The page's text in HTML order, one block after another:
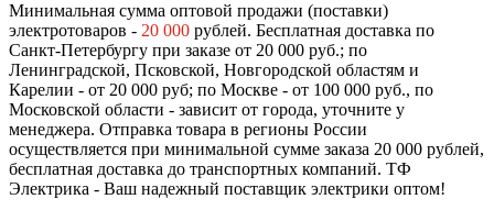
Минимальная сумма оптовой продажи (поставки)
электротоваров - 20 000 рублей. Бесплатная доставка по
Санкт-Петербургу при заказе от 20 000 руб.; по
Ленинградской, Псковской, Новгородской областям и
Карелии - от 20 000 руб; по Москве - от 100 000 руб., по
Московской области - зависит от города, уточните у
менеджера. Отправка товара в регионы России
осуществляется при минимальной сумме заказа 20 000 рублей,
бесплатная доставка до транспортных компаний. ТФ
Электрика - Ваш надежный поставщик электрики оптом!